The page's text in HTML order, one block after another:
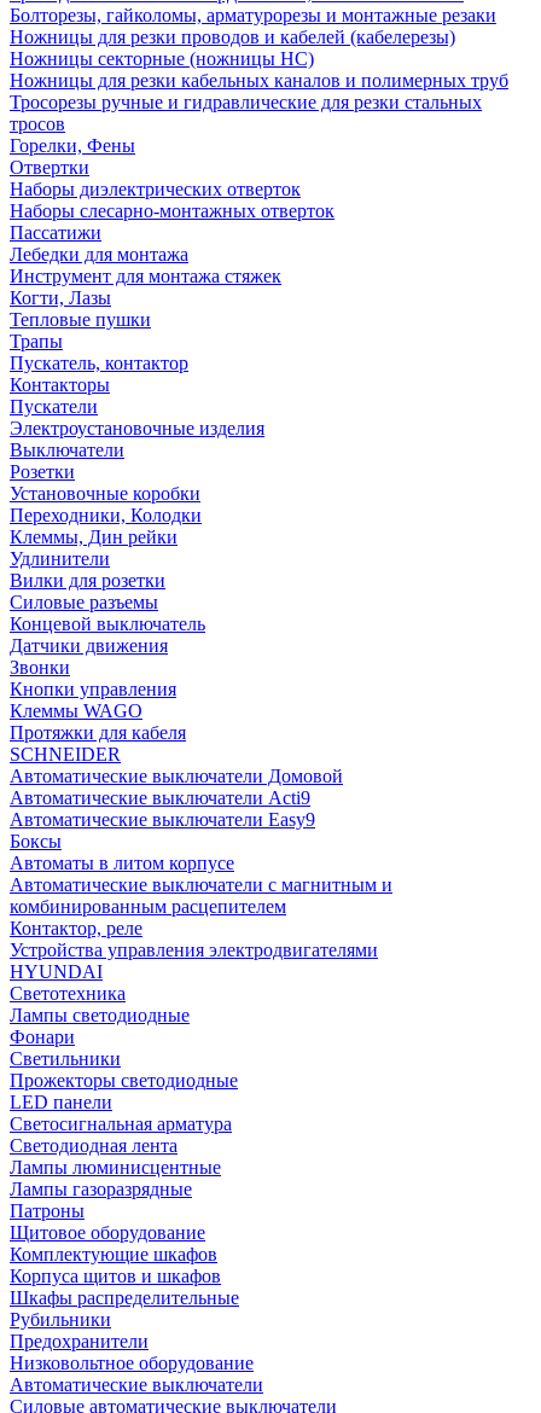
Болторезы, гайколомы, арматурорезы и монтажные резаки
Ножницы для резки проводов и кабелей (кабелерезы)
Ножницы секторные (ножницы НС)
Ножницы для резки кабельных каналов и полимерных труб
Тросорезы ручные и гидравлические для резки стальных
тросов
Горелки, Фены
Отвертки
Наборы диэлектрических отверток
Наборы слесарно-монтажных отверток
Пассатижи
Лебедки для монтажа
Инструмент для монтажа стяжек
Когти, Лазы
Тепловые пушки
Трапы
Пускатель, контактор
Контакторы
Пускатели
Электроустановочные изделия
Выключатели
Розетки
Установочные коробки
Переходники, Колодки
Клеммы, Дин рейки
Удлинители
Вилки для розетки
Силовые разъемы
Концевой выключатель
Датчики движения
Звонки
Кнопки управления
Клеммы WAGO
Протяжки для кабеля
SCHNEIDER
Автоматические выключатели Домовой
Автоматические выключатели Acti9
Автоматические выключатели Easy9
Боксы
Автоматы в литом корпусе
Автоматические выключатели с магнитным и
комбинированным расцепителем
Контактор, реле
Устройства управления электродвигателями
HYUNDAI
Светотехника
Лампы светодиодные
Фонари
Светильники
Прожекторы светодиодные
LED панели
Светосигнальная арматура
Светодиодная лента
Лампы люминисцентные
Лампы газоразрядные
Патроны
Щитовое оборудование
Комплектующие шкафов
Корпуса щитов и шкафов
Шкафы распределительные
Рубильники
Предохранители
Низковольтное оборудование
Автоматические выключатели
Силовые автоматические выключатели